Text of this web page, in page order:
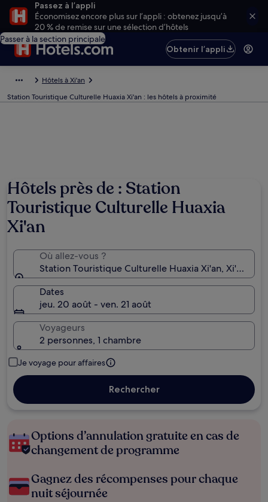
Passez à l’appli
Économisez encore plus sur l’appli : obtenez jusqu’à
20 % de remise sur une sélection d’hôtels
Passer à la section principale
Obtenir l’appli
Hôtels à Xi'an
Station Touristique Culturelle Huaxia Xi'an : les hôtels à proximité
Hôtels près de : Station
Touristique Culturelle Huaxia
Xi'an
Où allez-vous ?
Station Touristique Culturelle Huaxia Xi'an, Xi'an,
Dates
jeu. 20 août - ven. 21 août
Voyageurs
2 personnes, 1 chambre
Je voyage pour affaires
Rechercher
Options d’annulation gratuite en cas de
changement de programme
Gagnez des récompenses pour chaque
nuit séjournée